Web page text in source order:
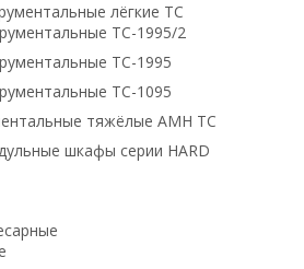
лёгкие ТС
ТС-1995/2
TC-1995
TC-1095
тяжёлые AMH TC
шкафы серии HARD